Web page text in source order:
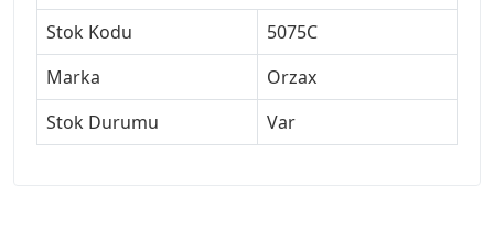
Stok Kodu
5075C
Marka
Orzax
Stok Durumu
Var